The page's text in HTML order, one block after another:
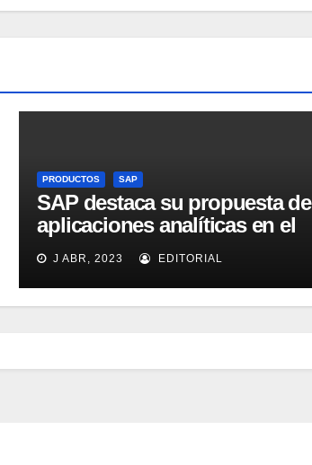
PRODUCTOS SAP
SAP destaca su propuesta de
aplicaciones analíticas en el
mercado español
J ABR, 2023 EDITORIAL